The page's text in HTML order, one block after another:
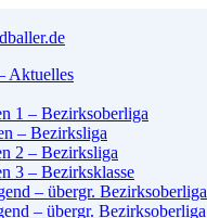
Aktuelles
1 – Bezirksoberliga
– Bezirksliga
2 – Bezirksliga
3 – Bezirksklasse
– übergr. Bezirksoberliga
– übergr. Bezirksoberliga